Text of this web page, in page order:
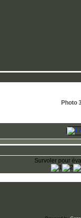
Photo
Survoler pour